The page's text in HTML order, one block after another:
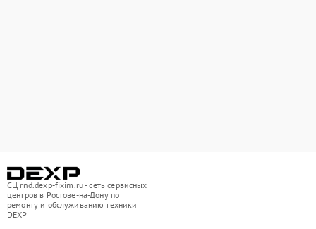
СЦ rnd.dexp-fixim.ru - сеть сервисных
центров в Ростове-на-Дону по
ремонту и обслуживанию техники
DEXP